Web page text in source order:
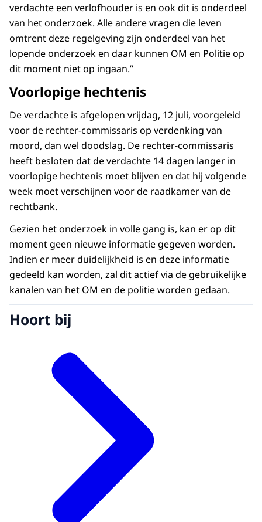
verdachte een verlofhouder is en ook dit is onderdeel
van het onderzoek. Alle andere vragen die leven
omtrent deze regelgeving zijn onderdeel van het
lopende onderzoek en daar kunnen OM en Politie op
dit moment niet op ingaan.”
Voorlopige hechtenis
De verdachte is afgelopen vrijdag, 12 juli, voorgeleid
voor de rechter-commissaris op verdenking van
moord, dan wel doodslag. De rechter-commissaris
heeft besloten dat de verdachte 14 dagen langer in
voorlopige hechtenis moet blijven en dat hij volgende
week moet verschijnen voor de raadkamer van de
rechtbank.
Gezien het onderzoek in volle gang is, kan er op dit
moment geen nieuwe informatie gegeven worden.
Indien er meer duidelijkheid is en deze informatie
gedeeld kan worden, zal dit actief via de gebruikelijke
kanalen van het OM en de politie worden gedaan.
Hoort bij